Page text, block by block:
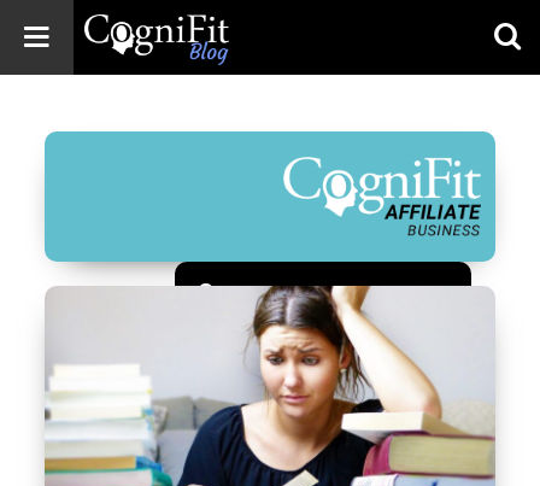
Blog: Brain
Wellness
Зарегистрироваться